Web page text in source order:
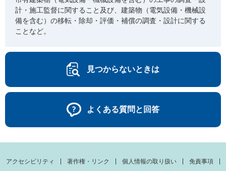
計・施工監督に関すること及び、建築物（電気設備・機械設
備を含む）の移転・除却・評価・補償の調査・設計に関する
ことなど。
見つからないときは
よくある質問と回答
アクセシビリティ 著作権・リンク 個人情報の取り扱い 免責事項